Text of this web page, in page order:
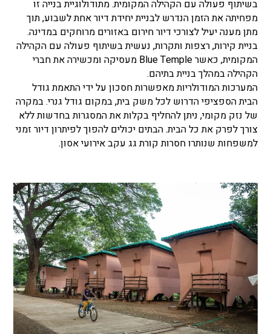
בשיתוף פעולה עם הקהילה המקומית. מתודולוגיית בנייה זו
מפחיתה את הזמן הנדרש לבניית יחידת דיור אחת לשבוע, תוך
מתן מענה יעיל לצורכי דיור חירום באזורים מרוחקים במדינה.
בניית קירות, רצפות ותקרות, נעשית בשיתוף פעולה עם הקהילה
המקומית, כאשר Blue Temple מעסיקה ומכשירה את חברי
הקהילה במהלך בניית בתיהם.
המערכות המודולריות מאפשרות חסכון על ידי התאמת גודל
הבית הספציפי הדרוש לכל משק בית, במקום גודל גנרי.במקרה
של נזק מקומי, ניתן להחליף בקלות את המסגרות בחדשות ללא
צורך לפרק את כל הבית. הבתים יכולים להפוך לפיתרון דיור זמני
למשפחות שנותרו חסרות קורת גג עקב אירועי אסון.